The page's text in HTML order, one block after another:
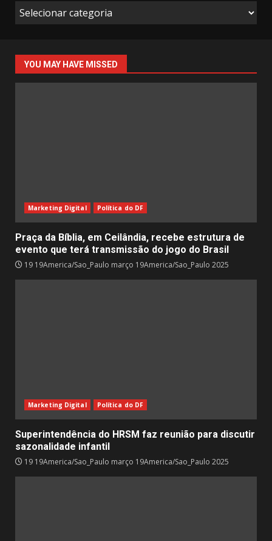
Jornada
Pública
YOU MAY HAVE MISSED
Marketing Digital Política do DF
Praça da Bíblia, em Ceilândia, recebe estrutura de
evento que terá transmissão do jogo do Brasil
19 19America/Sao_Paulo março 19America/Sao_Paulo 2025
Marketing Digital Política do DF
Superintendência do HRSM faz reunião para discutir
sazonalidade infantil
19 19America/Sao_Paulo março 19America/Sao_Paulo 2025